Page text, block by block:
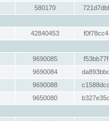
580170
42840453
9690085
9690084
9690088
9650080